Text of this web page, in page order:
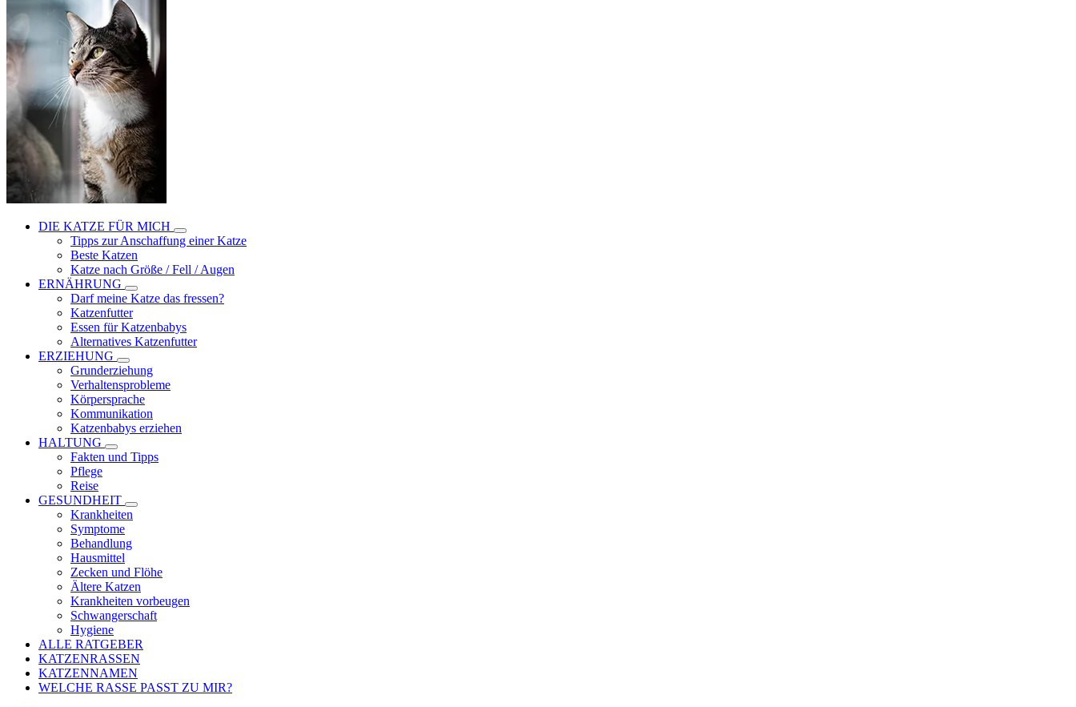
DIE KATZE FÜR MICH
Tipps zur Anschaffung einer Katze
Beste Katzen
Katze nach Größe / Fell / Augen
ERNÄHRUNG
Darf meine Katze das fressen?
Katzenfutter
Essen für Katzenbabys
Alternatives Katzenfutter
ERZIEHUNG
Grunderziehung
Verhaltensprobleme
Körpersprache
Kommunikation
Katzenbabys erziehen
HALTUNG
Fakten und Tipps
Pflege
Reise
GESUNDHEIT
Krankheiten
Symptome
Behandlung
Hausmittel
Zecken und Flöhe
Ältere Katzen
Krankheiten vorbeugen
Schwangerschaft
Hygiene
ALLE RATGEBER
KATZENRASSEN
KATZENNAMEN
WELCHE RASSE PASST ZU MIR?